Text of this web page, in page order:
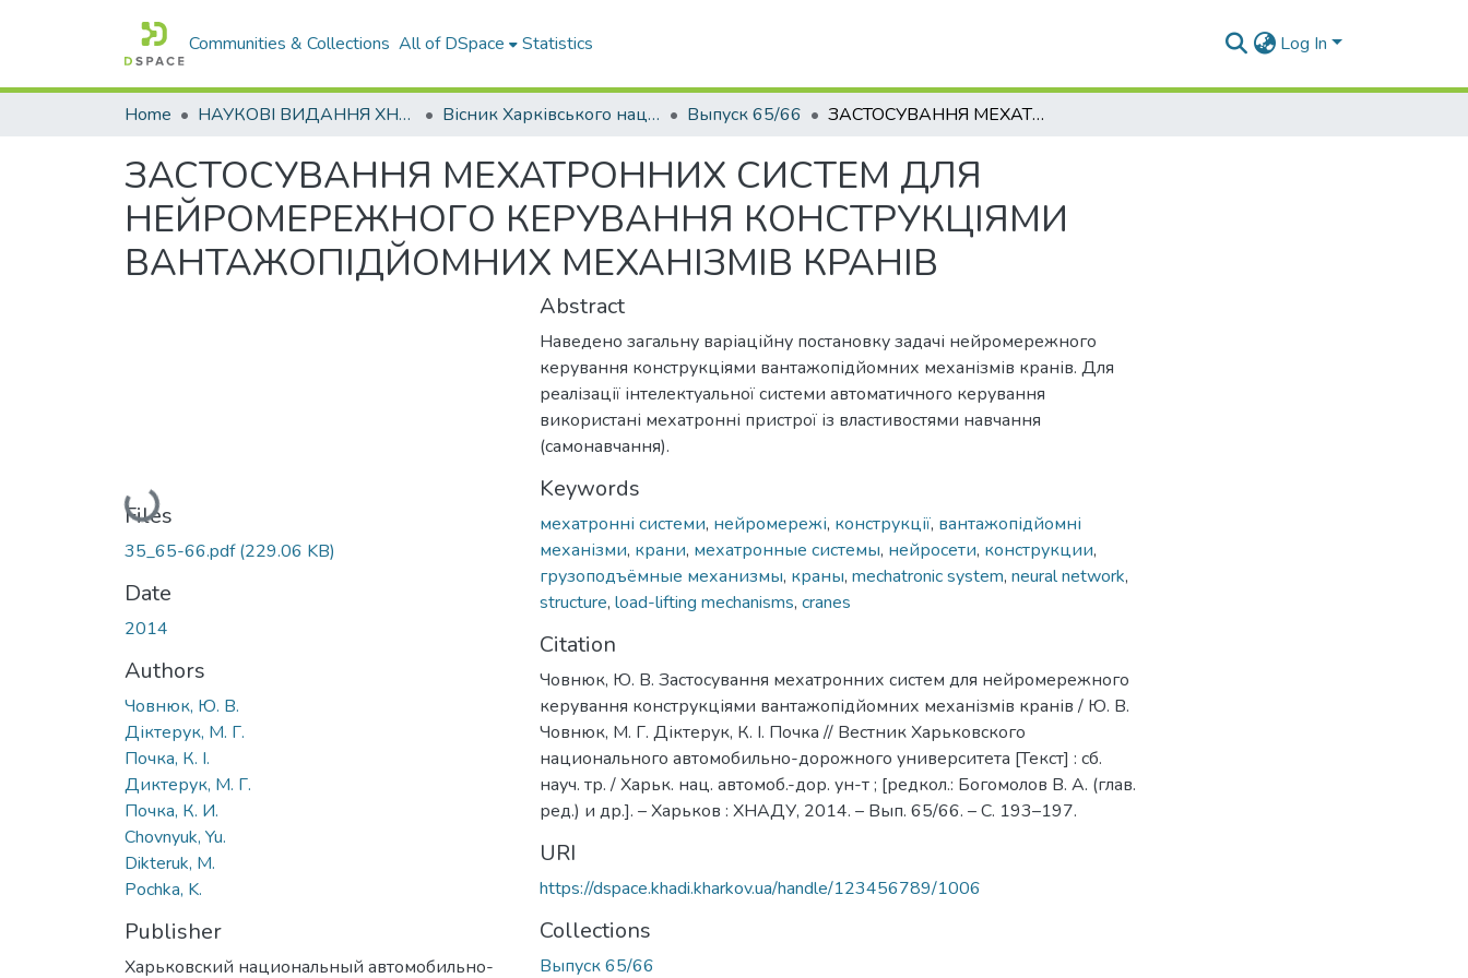
Communities & Collections All of DSpace Statistics Log In
Home НАУКОВІ ВИДАННЯ ХНАДУ Вісник Харківського національного автомобільно-дорожнього університету / Вестник Харьковского национального автомобильно-дорожного университета Выпуск 65/66 ЗАСТОСУВАННЯ МЕХАТРОННИХ СИСТЕМ ДЛЯ НЕЙРОМЕРЕЖНОГО КЕРУВАННЯ КОНСТРУКЦІЯМИ ВАНТАЖОПІДЙОМНИХ МЕХАНІЗМІВ КРАНІВ
ЗАСТОСУВАННЯ МЕХАТРОННИХ СИСТЕМ ДЛЯ
НЕЙРОМЕРЕЖНОГО КЕРУВАННЯ КОНСТРУКЦІЯМИ
ВАНТАЖОПІДЙОМНИХ МЕХАНІЗМІВ КРАНІВ
Loading...
Files
35_65-66.pdf(229.06 KB)
Date
2014
Authors
Човнюк, Ю. В.
Діктерук, М. Г.
Почка, К. І.
Диктерук, М. Г.
Почка, К. И.
Chovnyuk, Yu.
Dikteruk, M.
Pochka, K.
Publisher
Харьковский национальный автомобильно-
Abstract
Наведено загальну варіаційну постановку задачі нейромережного
керування конструкціями вантажопідйомних механізмів кранів. Для
реалізації інтелектуальної системи автоматичного керування
використані мехатронні пристрої із властивостями навчання
(самонавчання).
Keywords
мехатронні системи, нейромережі, конструкції, вантажопідйомні
механізми, крани, мехатронные системы, нейросети, конструкции,
грузоподъёмные механизмы, краны, mechatronic system, neural network,
structure, load-lifting mechanisms, cranes
Citation
Човнюк, Ю. В. Застосування мехатронних систем для нейромережного
керування конструкціями вантажопідйомних механізмів кранів / Ю. В.
Човнюк, М. Г. Діктерук, К. І. Почка // Вестник Харьковского
национального автомобильно-дорожного университета [Текст] : сб.
науч. тр. / Харьк. нац. автомоб.-дор. ун-т ; [редкол.: Богомолов В. А. (глав.
ред.) и др.]. – Харьков : ХНАДУ, 2014. – Вып. 65/66. – C. 193–197.
URI
https://dspace.khadi.kharkov.ua/handle/123456789/1006
Collections
Выпуск 65/66